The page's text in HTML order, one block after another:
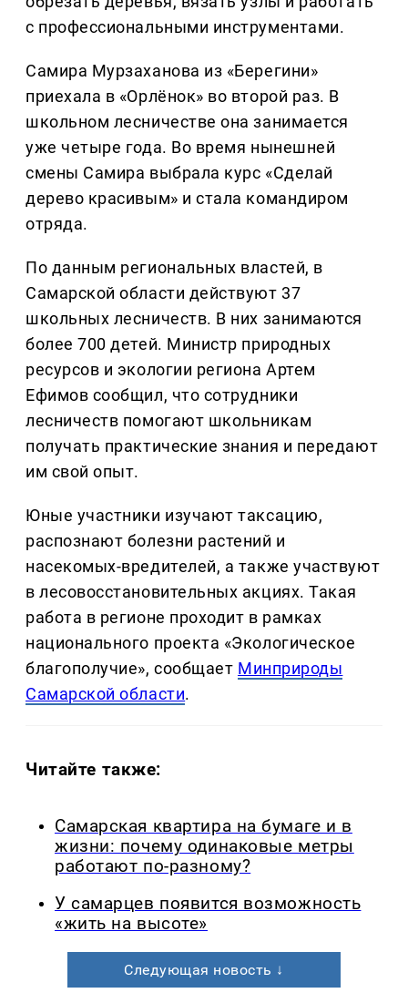
с профессиональными инструментами.
Самира Мурзаханова из «Берегини»
приехала в «Орлёнок» во второй раз. В
школьном лесничестве она занимается
уже четыре года. Во время нынешней
смены Самира выбрала курс «Сделай
дерево красивым» и стала командиром
отряда.
По данным региональных властей, в
Самарской области действуют 37
школьных лесничеств. В них занимаются
более 700 детей. Министр природных
ресурсов и экологии региона Артем
Ефимов сообщил, что сотрудники
лесничеств помогают школьникам
получать практические знания и передают
им свой опыт.
Юные участники изучают таксацию,
распознают болезни растений и
насекомых-вредителей, а также участвуют
в лесовосстановительных акциях. Такая
работа в регионе проходит в рамках
национального проекта «Экологическое
благополучие», сообщает Минприроды
Самарской области.
Читайте также:
Самарская квартира на бумаге и в
жизни: почему одинаковые метры
работают по-разному?
У самарцев появится возможность
«жить на высоте»
Следующая новость ↓